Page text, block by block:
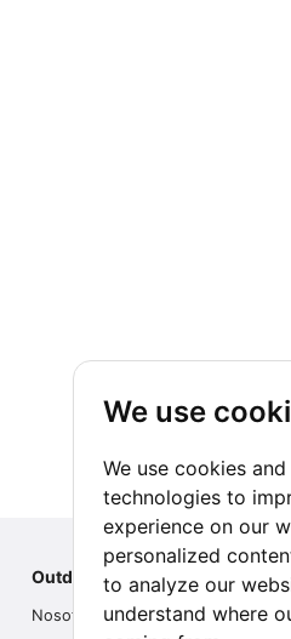
We use
We use cookies
technologies to
experience on our
personalized
to analyze our
understand where
Outdoor Index
Nosotros